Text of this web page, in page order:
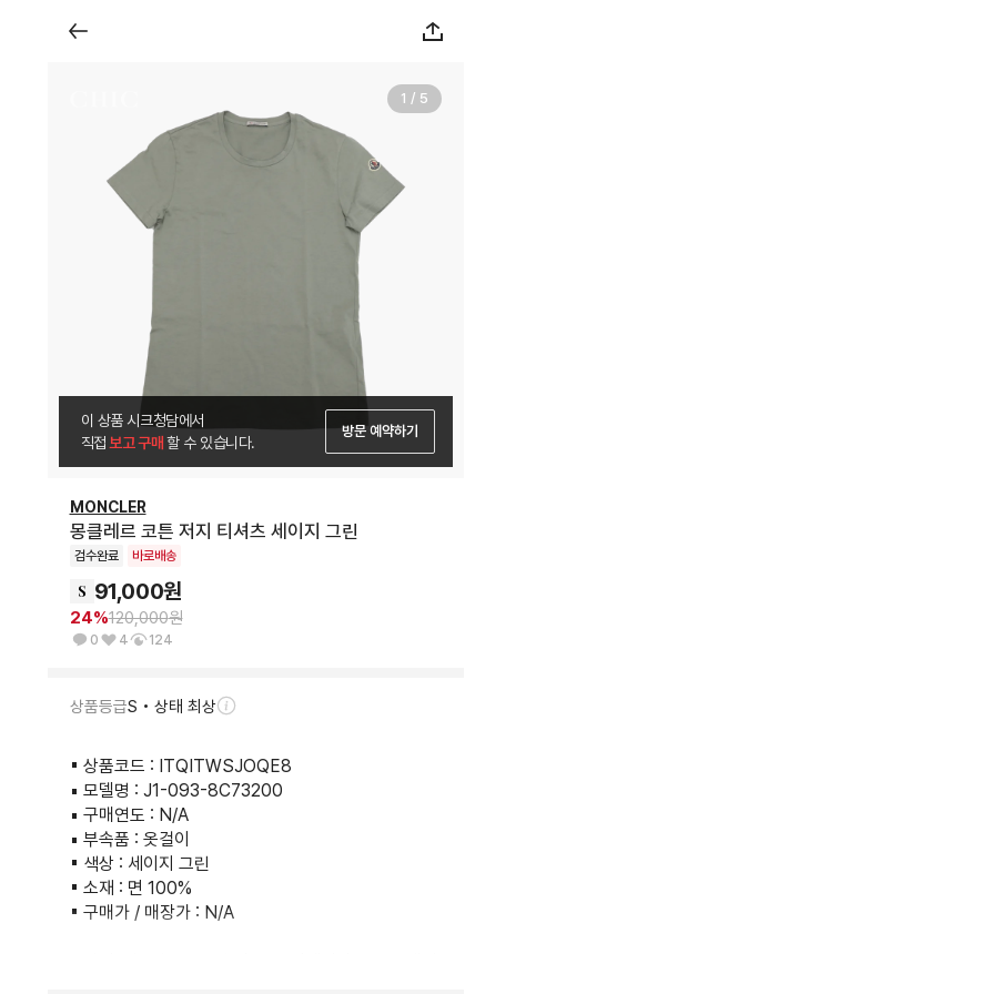
1 / 5
이 상품 시크청담에서
직접 보고 구매 할 수 있습니다.
방문 예약하기
MONCLER
몽클레르 코튼 저지 티셔츠 세이지 그린
검수완료 바로배송
91,000원
24%120,000원
0 4 124
상품등급S • 상태 최상
▪︎ 상품코드 : ITQITWSJOQE8
▪︎ 모델명 : J1-093-8C73200
▪︎ 구매연도 : N/A
▪︎ 부속품 : 옷걸이
▪︎ 색상 : 세이지 그린
▪︎ 소재 : 면 100%
▪︎ 구매가 / 매장가 : N/A